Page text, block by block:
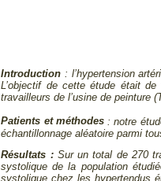
Introduction : l’hypertension
L’objectif de cette étude était
travailleurs de l’usine de peinture
Patients et méthodes: notre
échantillonnage aléatoire parmi
Résultats : Sur un total de 270
systolique de la population
systolique chez les hypertendus